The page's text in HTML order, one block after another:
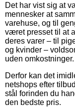
Det har vist sig at
mennesker at
varehuse, og til
været presset til at
deres varer – til
og kvinder –
uden omkostninger.
Derfor kan det
netshops efter
stål forinden du
den bedste pris.